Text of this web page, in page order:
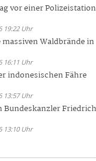
vor einer Polizeistation
19:22 Uhr
Waldbrände in
16:11 Uhr
indonesischen Fähre
13:57 Uhr
Friedrich
13:10 Uhr